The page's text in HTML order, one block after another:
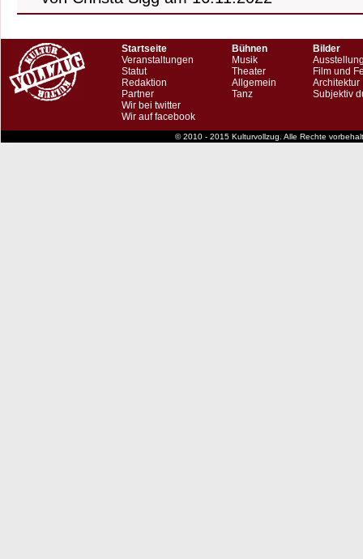
Startseite
Veranstaltungen
Statut
Redaktion
Partner
Wir bei twitter
Wir auf facebook
Bühnen
Musik
Theater
Allgemein
Tanz
Bilder
Film und
Architektur
Subjektiv
© 2010 - 2015 Kulturvollzug. Alle Rechte